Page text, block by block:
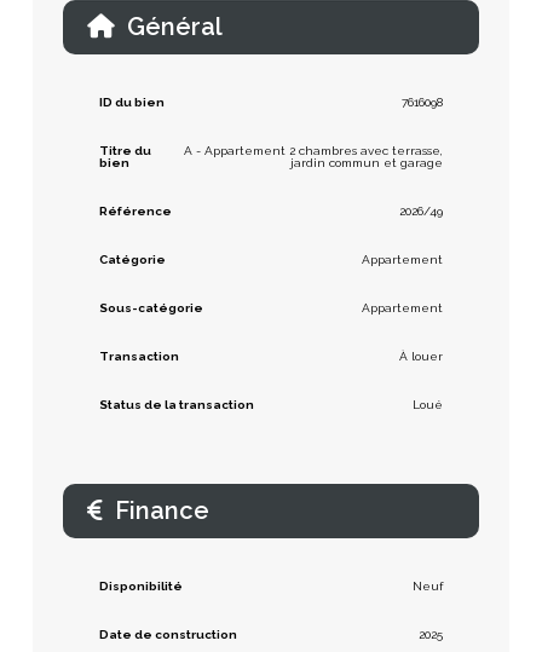
Général
ID du bien 7616098
Titre du
bien
A - Appartement 2 chambres avec terrasse,
jardin commun et garage
Référence 2026/49
Catégorie Appartement
Sous-catégorie Appartement
Transaction À louer
Status de la transaction Loué
Finance
Disponibilité Neuf
Date de construction 2025